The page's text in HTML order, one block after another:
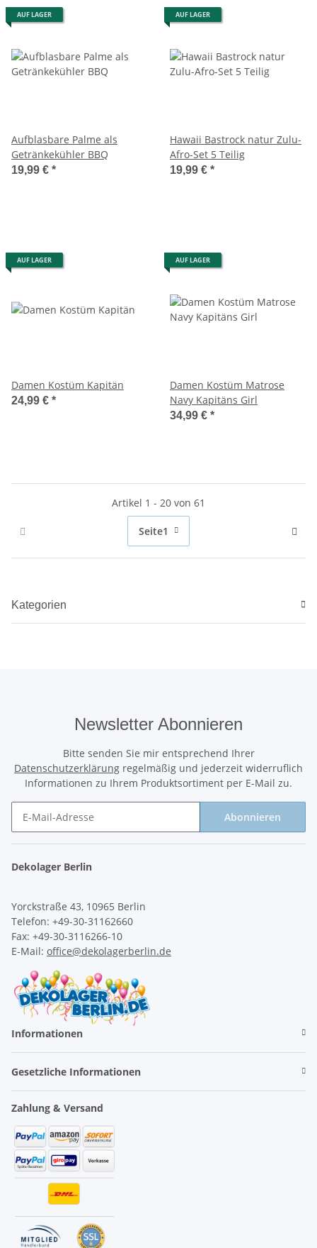
AUF LAGER
Aufblasbare Palme als
Getränkekühler BBQ
19,99 € *
AUF LAGER
Hawaii Bastrock natur Zulu-
Afro-Set 5 Teilig
19,99 € *
AUF LAGER
Damen Kostüm Kapitän
24,99 € *
AUF LAGER
Damen Kostüm Matrose
Navy Kapitäns Girl
34,99 € *
Artikel 1 - 20 von 61
Seite1
Kategorien
Newsletter Abonnieren
Bitte senden Sie mir entsprechend Ihrer
Datenschutzerklärung regelmäßig und jederzeit widerruflich
Informationen zu Ihrem Produktsortiment per E-Mail zu.
Abonnieren
Dekolager Berlin
Yorckstraße 43, 10965 Berlin
Telefon: +49-30-31162660
Fax: +49-30-3116266-10
E-Mail: office@dekolagerberlin.de
Informationen
Gesetzliche Informationen
Zahlung & Versand